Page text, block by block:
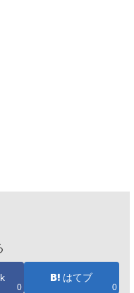
0
はてブ
0